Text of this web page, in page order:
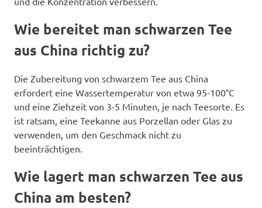
Wie bereitet man schwarzen Tee
aus China richtig zu?
Die Zubereitung von schwarzem Tee aus China
erfordert eine Wassertemperatur von etwa 95-100°C
und eine Ziehzeit von 3-5 Minuten, je nach Teesorte. Es
ist ratsam, eine Teekanne aus Porzellan oder Glas zu
verwenden, um den Geschmack nicht zu
beeinträchtigen.
Wie lagert man schwarzen Tee aus
China am besten?